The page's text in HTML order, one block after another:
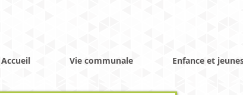
Accueil Vie communale Enfance et